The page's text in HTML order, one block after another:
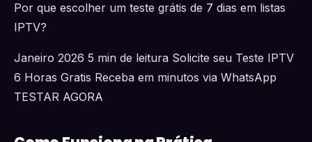
Por que escolher um teste grátis de 7 dias em listas
IPTV?
Janeiro 2026 5 min de leitura Solicite seu Teste IPTV
6 Horas Gratis Receba em minutos via WhatsApp
TESTAR AGORA